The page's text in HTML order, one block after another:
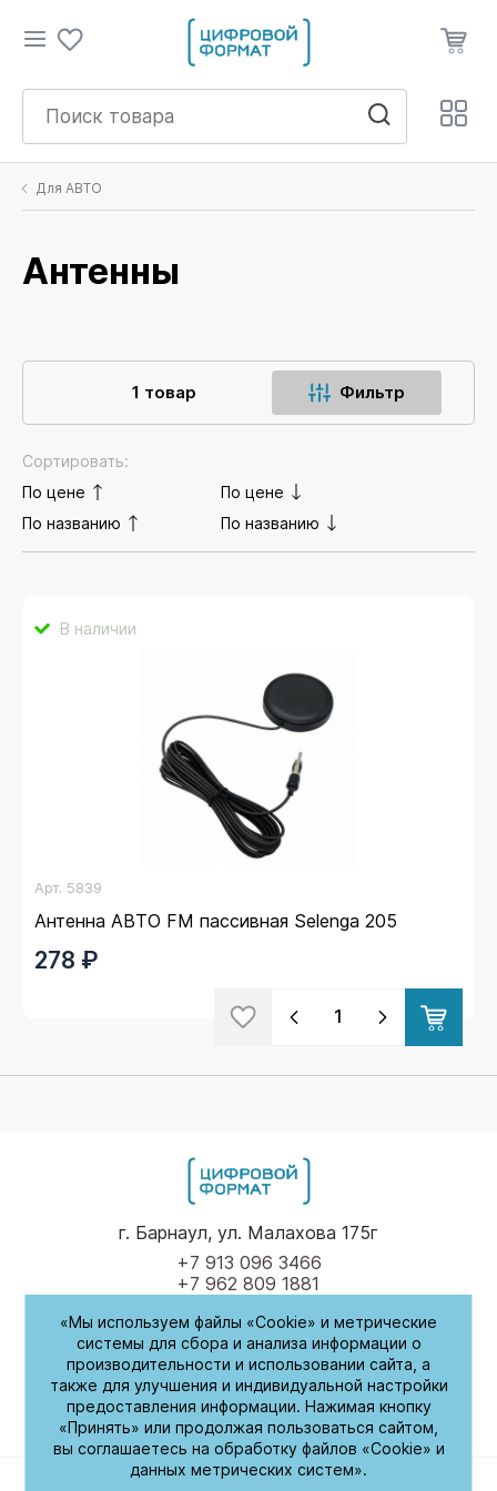
Для АВТО
Антенны
1 товар Фильтр
Сортировать:
По цене
По цене
По названию
По названию
В наличии
Арт. 5839
Антенна АВТО FM пассивная Selenga 205
278 ₽
+7 913 096 3466
+7 962 809 1881
г. Барнаул, ул. Малахова 175г
Пн-Пт 9.00 - 17.00
(обед с 14:00-14:30)
СБ-Вс
Выходные
«Мы используем файлы «Cookie» и метрические
системы для сбора и анализа информации о
производительности и использовании сайта, а
также для улучшения и индивидуальной настройки
предоставления информации. Нажимая кнопку
«Принять» или продолжая пользоваться сайтом,
вы соглашаетесь на обработку файлов «Cookie» и
данных метрических систем».